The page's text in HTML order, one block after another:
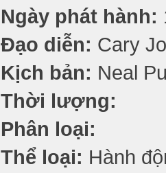
Ngày phát hành:
Đạo diễn: Cary
Kịch bản: Neal
Thời lượng:
Phân loại:
Thể loại: Hành